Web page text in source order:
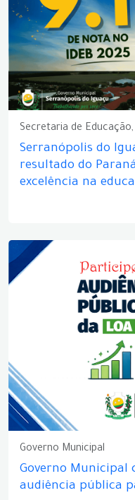
Secretaria de
Serranópolis do
resultado do
excelência na
Governo Municipal
Governo Municipal
audiência pública